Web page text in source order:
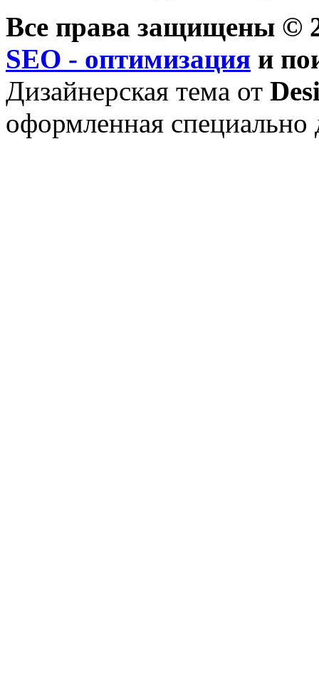
Все права защищены ©
SEO - оптимизация и
Дизайнерская тема от
оформленная